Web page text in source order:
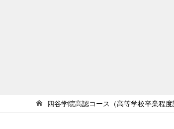
四谷学院高認コース（高等学校卒業程